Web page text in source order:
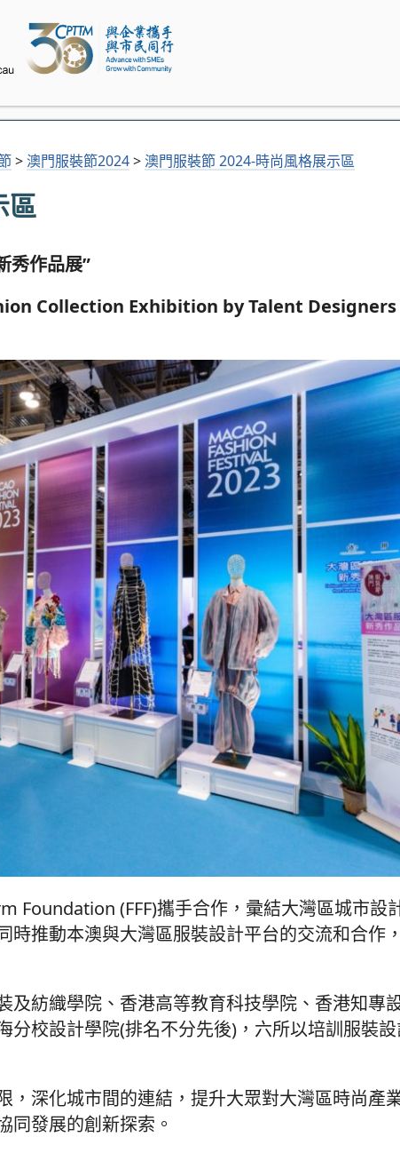
> 澳門服裝節2024> 澳門服裝節 2024-時尚風格展示區
區
秀作品展”
Collection Exhibition by Talent
Foundation (FFF)攜手合作，彚結大灣區城市設
時推動本澳與大灣區服裝設計平台的交流和合作
及紡織學院、香港高等教育科技學院、香港知專
校設計學院(排名不分先後)，六所以培訓服裝
，深化城市間的連結，提升大眾對大灣區時尚產
同發展的創新探索。